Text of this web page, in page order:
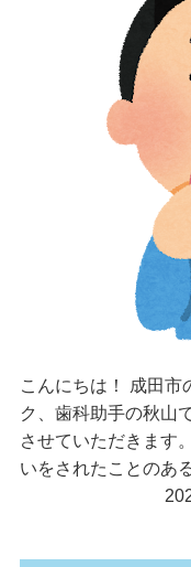
こんにちは！ 成田市
ク、歯科助手の秋山
させていただきます
いをされたことのあ